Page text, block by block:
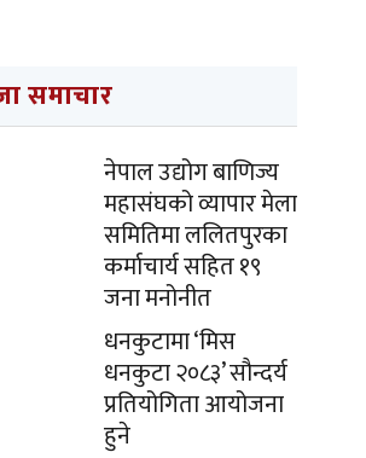
समाचार
नेपाल उद्योग बाणिज्य
महासंघको व्यापार मेला
समितिमा ललितपुरका
कर्माचार्य सहित १९
जना मनोनीत
धनकुटामा ‘मिस
धनकुटा २०८३’ सौन्दर्य
प्रतियोगिता आयोजना
हुने